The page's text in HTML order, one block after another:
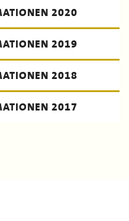
2020
2019
2018
2017